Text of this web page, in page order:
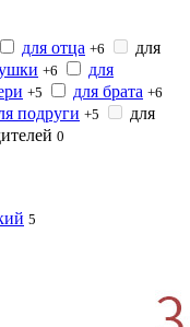
для отца +6
для
+6
для
+5 для брата +6
подруги +5
для
0
5